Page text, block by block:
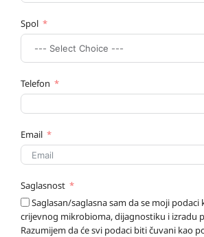
Spol
Telefon
Email
Saglasnost
Saglasan/saglasna sam da se moji podaci
crijevnog mikrobioma, dijagnostiku i izradu
Razumijem da će svi podaci biti čuvani kao